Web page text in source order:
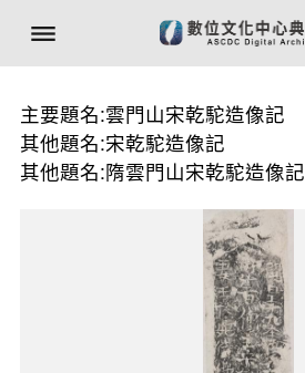
主要題名:雲門山宋乾駝造像記
其他題名:宋乾駝造像記
其他題名:隋雲門山宋乾駝造像記